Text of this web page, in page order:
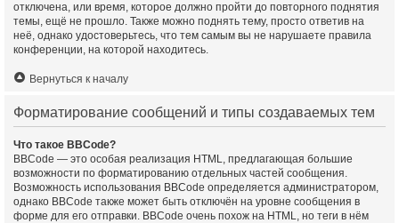
отключена, или время, которое должно пройти до повторного поднятия
темы, ещё не прошло. Также можно поднять тему, просто ответив на
неё, однако удостоверьтесь, что тем самым вы не нарушаете правила
конференции, на которой находитесь.
Вернуться к началу
Форматирование сообщений и типы создаваемых тем
Что такое BBCode?
BBCode — это особая реализация HTML, предлагающая большие
возможности по форматированию отдельных частей сообщения.
Возможность использования BBCode определяется администратором,
однако BBCode также может быть отключён на уровне сообщения в
форме для его отправки. BBCode очень похож на HTML, но теги в нём